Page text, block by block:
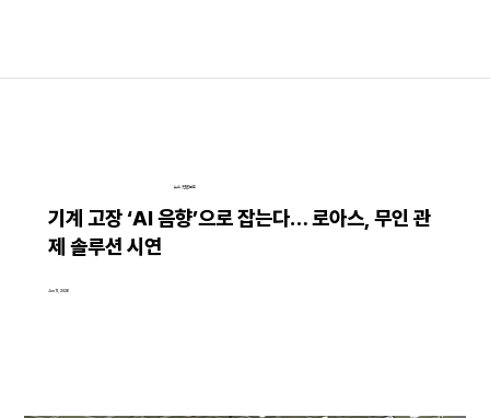
Jun 11, 2026
기계 고장 ‘AI 음향’으로 잡는다… 로아스, 무인 관
제 솔루션 시연
뉴스│언론보도